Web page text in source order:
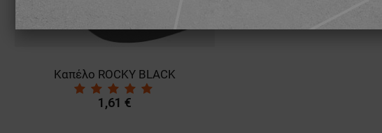
Καπέλο ROCKY BLACK
1,61 €